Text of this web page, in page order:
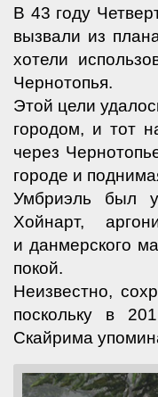
В 43 году
вызвали из
хотели
Чернотопья.
Этой цели
городом, и тот
через
городе и
Умбриэль был
Хойнарт,
и данмерского
покой.
Неизвестно,
поскольку в
Скайрима